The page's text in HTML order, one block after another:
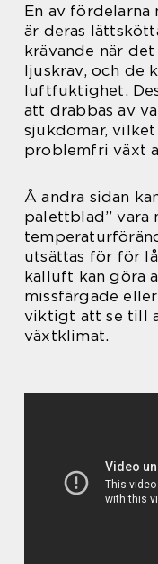
En av fördelarna
är deras
krävande när
ljuskrav, och de
luftfuktighet.
att drabbas av
sjukdomar,
problemfri växt
Å andra sidan
palettblad” vara
utsättas för för
kalluft kan göra
missfärgade
viktigt att se till
växtklimat.